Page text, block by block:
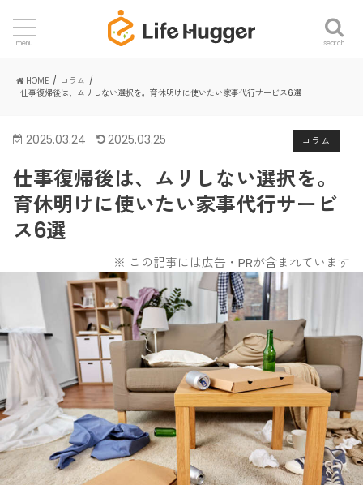
search
menu
HOME
コラム
仕事復帰後は、ムリしない選択を。育休明けに使いたい家事代行サービス6選
コラム
2025.03.24 2025.03.25
仕事復帰後は、ムリしない選択を。
育休明けに使いたい家事代行サービ
ス6選
※ この記事には広告・PRが含まれています